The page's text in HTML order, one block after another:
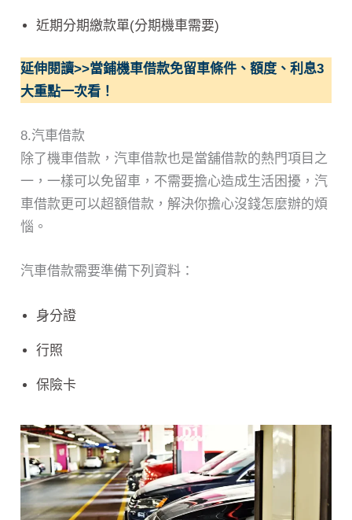
近期分期繳款單(分期機車需要)
延伸閱讀>>當鋪機車借款免留車條件、額度、利息3
大重點一次看！
8.汽車借款
除了機車借款，汽車借款也是當舖借款的熱門項目之
一，一樣可以免留車，不需要擔心造成生活困擾，汽
車借款更可以超額借款，解決你擔心沒錢怎麼辦的煩
惱。
汽車借款需要準備下列資料：
身分證
行照
保險卡